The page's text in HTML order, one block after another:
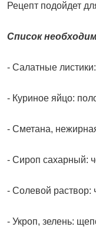
Рецепт подойдет
Список
- Салатные
- Куриное яйцо:
- Сметана,
- Сироп сахарный:
- Солевой раствор:
- Укроп, зелень: